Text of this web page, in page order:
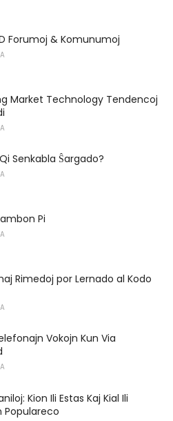
Forumoj & Komunumoj
Market Technology Tendencoj
Senkabla Ŝargado?
Pi
Rimedoj por Lernado al Kodo
Vokojn Kun Via
Kion Ili Estas Kaj Kial Ili
Populareco